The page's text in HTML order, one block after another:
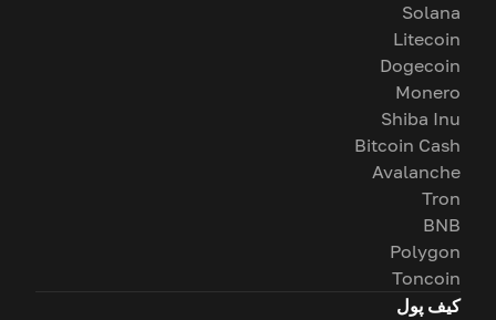
Solana
Litecoin
Dogecoin
Monero
Shiba Inu
Bitcoin Cash
Avalanche
Tron
BNB
Polygon
Toncoin
کیف پول